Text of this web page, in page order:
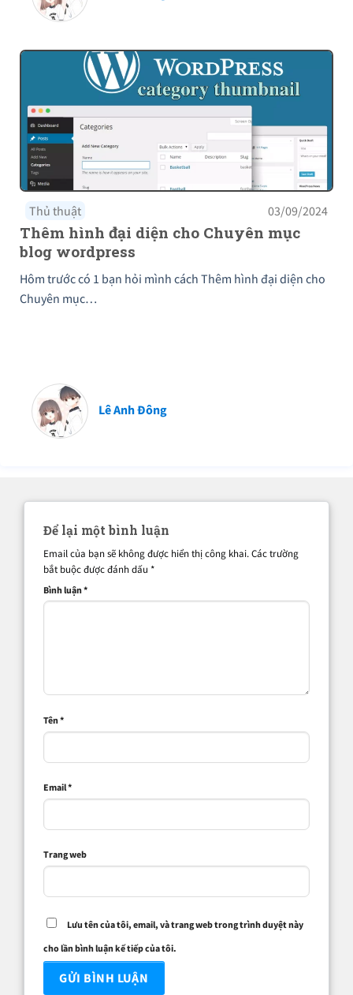
Thủ thuật 03/09/2024
Thêm hình đại diện cho Chuyên mục
blog wordpress
Hôm trước có 1 bạn hỏi mình cách Thêm hình đại diện cho
Chuyên mục…
Lê Anh Đông
Để lại một bình luận
Email của bạn sẽ không được hiển thị công khai.Các trường
bắt buộc được đánh dấu *
Bình luận*
Tên*
Email*
Trang web
Lưu tên của tôi, email, và trang web trong trình duyệt này
cho lần bình luận kế tiếp của tôi.